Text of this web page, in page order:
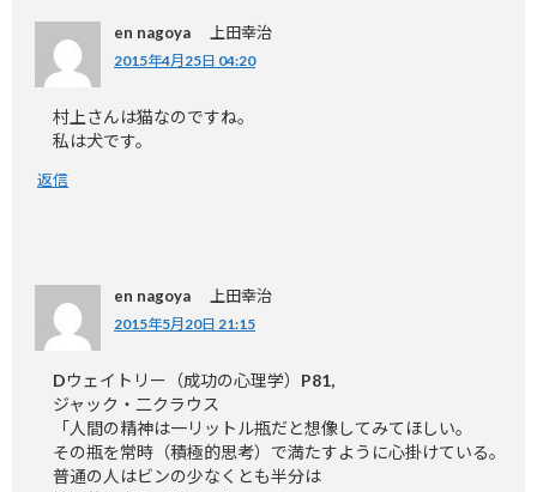
en nagoya 上田幸治
2015年4月25日 04:20
村上さんは猫なのですね。
私は犬です。
返信
en nagoya 上田幸治
2015年5月20日 21:15
Dウェイトリー（成功の心理学）P81,
ジャック・二クラウス
「人間の精神は一リットル瓶だと想像してみてほしい。
その瓶を常時（積極的思考）で満たすように心掛けている。
普通の人はビンの少なくとも半分は